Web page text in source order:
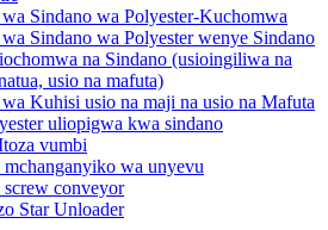
Sindano wa Polyester-Kuchomwa
Sindano wa Polyester wenye Sindano
na Sindano (usioingiliwa na
usio na mafuta)
Kuhisi usio na maji na usio na Mafuta
uliopigwa kwa sindano
vumbi
wa unyevu
conveyor
Star Unloader